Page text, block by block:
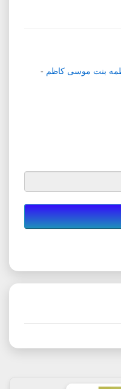
بنت موسی کاظم -